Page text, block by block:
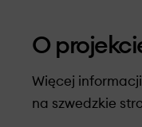
O
Więcej
na szwedzkie